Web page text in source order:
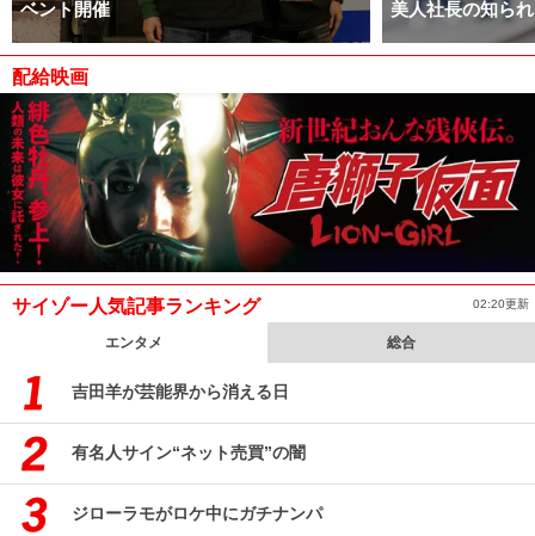
ベント開催
美人社長の知ら
配給映画
サイゾー人気記事ランキング 02:20更新
エンタメ 総合
吉田羊が芸能界から消える日
有名人サイン“ネット売買”の闇
ジローラモがロケ中にガチナンパ